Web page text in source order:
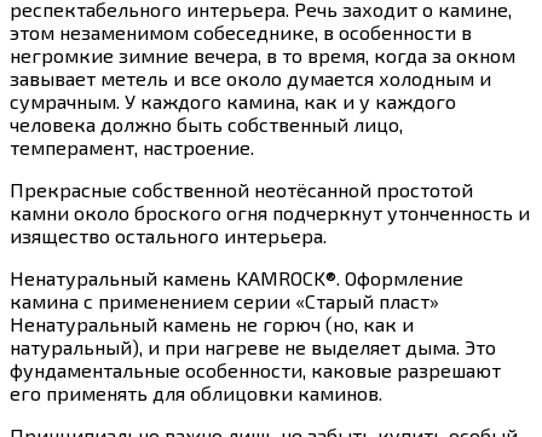
респектабельного интерьера. Речь заходит о камине,
этом незаменимом собеседнике, в особенности в
негромкие зимние вечера, в то время, когда за окном
завывает метель и все около думается холодным и
сумрачным. У каждого камина, как и у каждого
человека должно быть собственный лицо,
темперамент, настроение.
Прекрасные собственной неотёсанной простотой
камни около броского огня подчеркнут утонченность и
изящество остального интерьера.
Ненатуральный камень KAMROCK®. Оформление
камина с применением серии «Старый пласт»
Ненатуральный камень не горюч (но, как и
натуральный), и при нагреве не выделяет дыма. Это
фундаментальные особенности, каковые разрешают
его применять для облицовки каминов.